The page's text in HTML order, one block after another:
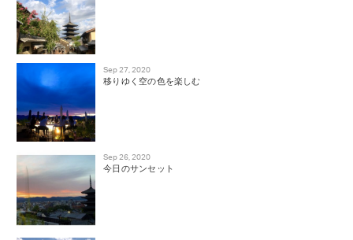
Sep 27, 2020
移りゆく空の色を楽しむ
Sep 26, 2020
今日のサンセット